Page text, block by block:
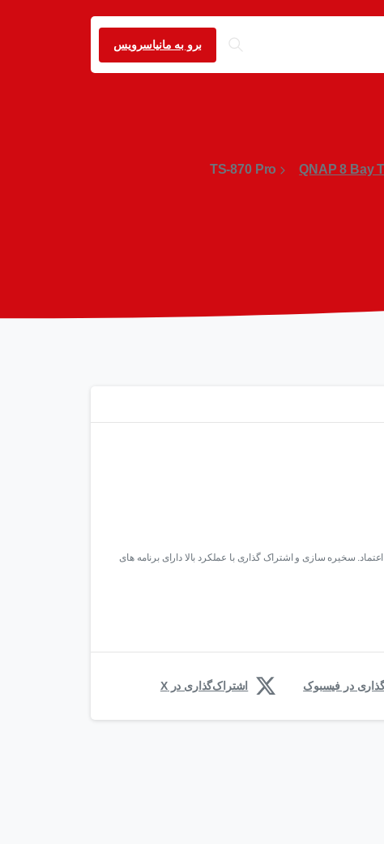
برو به مانیاسرویس
QNAP 8 Bay
TS-870 Pro
سخیره سازی و اشتراک گذاری با عملکرد بالا دارای برنامه های
در فیسبوک اشتراک‌گذاری در X